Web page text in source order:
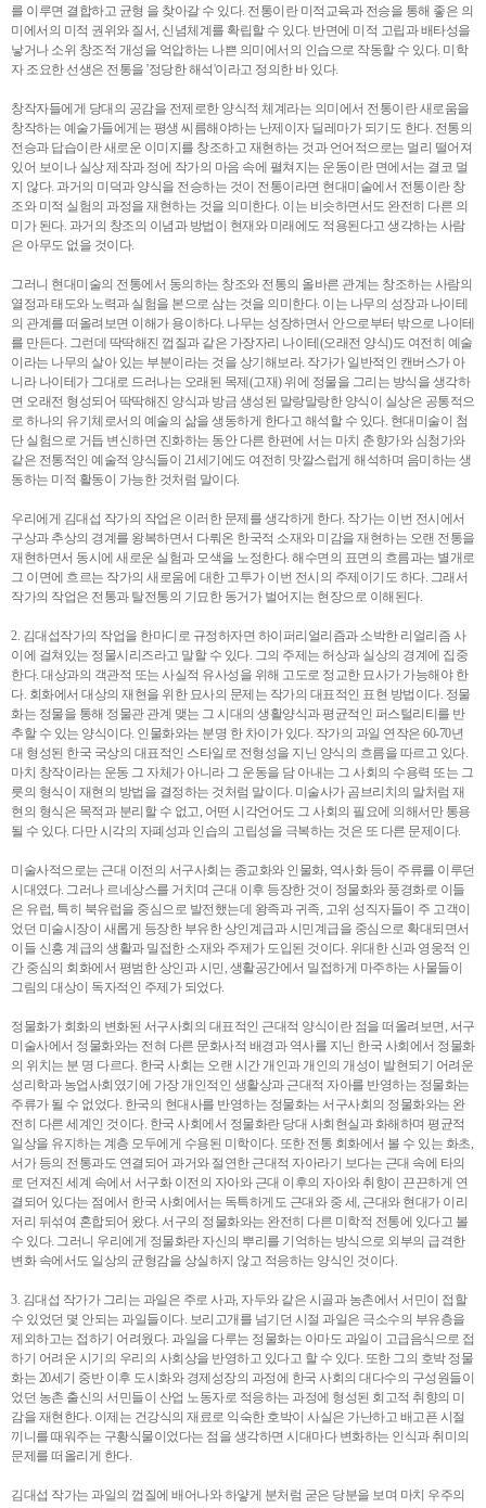
를 이루면 결합하고 균형 을 찾아갈 수 있다. 전통이란 미적교육과 전승을 통해 좋은 의
미에서의 미적 권위와 질서, 신념체계를 확립할 수 있다. 반면에 미적 고립과 배타성을
낳거나 소위 창조적 개성을 억압하는 나쁜 의미에서의 인습으로 작동할 수 있다. 미학
자 조요한 선생은 전통을 '정당한 해석'이라고 정의한 바 있다.
창작자들에게 당대의 공감을 전제로한 양식적 체계라는 의미에서 전통이란 새로움을
창작하는 예술가들에게는 평생 씨름해야하는 난제이자 딜레마가 되기도 한다. 전통의
전승과 답습이란 새로운 이미지를 창조하고 재현하는 것과 언어적으로는 멀리 떨어져
있어 보이나 실상 제작과 정에 작가의 마음 속에 펼쳐지는 운동이란 면에서는 결코 멀
지 않다. 과거의 미덕과 양식을 전승하는 것이 전통이라면 현대미술에서 전통이란 창
조와 미적 실험의 과정을 재현하는 것을 의미한다. 이는 비슷하면서도 완전히 다른 의
미가 된다. 과거의 창조의 이념과 방법이 현재와 미래에도 적용된다고 생각하는 사람
은 아무도 없을 것이다.
그러니 현대미술의 전통에서 동의하는 창조와 전통의 올바른 관계는 창조하는 사람의
열정과 태도와 노력과 실험을 본으로 삼는 것을 의미한다. 이는 나무의 성장과 나이테
의 관계를 떠올려보면 이해가 용이하다. 나무는 성장하면서 안으로부터 밖으로 나이테
를 만든다. 그런데 딱딱해진 껍질과 같은 가장자리 나이테(오래전 양식)도 여전히 예술
이라는 나무의 살아 있는 부분이라는 것을 상기해보라. 작가가 일반적인 캔버스가 아
니라 나이테가 그대로 드러나는 오래된 목제(고재) 위에 정물을 그리는 방식을 생각하
면 오래전 형성되어 딱딱해진 양식과 방금 생성된 말랑말랑한 양식이 실상은 공통적으
로 하나의 유기체로서의 예술의 삶을 생동하게 한다고 해석할 수 있다. 현대미술이 첨
단 실험으로 거듭 변신하면 진화하는 동안 다른 한편에 서는 마치 춘향가와 심청가와
같은 전통적인 예술적 양식들이 21세기에도 여전히 맛깔스럽게 해석하며 음미하는 생
동하는 미적 활동이 가능한 것처럼 말이다.
우리에게 김대섭 작가의 작업은 이러한 문제를 생각하게 한다. 작가는 이번 전시에서
구상과 추상의 경계를 왕복하면서 다뤄온 한국적 소재와 미감을 재현하는 오랜 전통을
재현하면서 동시에 새로운 실험과 모색을 노정한다. 해수면의 표면의 흐름과는 별개로
그 이면에 흐르는 작가의 새로움에 대한 고투가 이번 전시의 주제이기도 하다. 그래서
작가의 작업은 전통과 탈전통의 기묘한 동거가 벌어지는 현장으로 이해된다.
2. 김대섭작가의 작업을 한마디로 규정하자면 하이퍼리얼리즘과 소박한 리얼리즘 사
이에 걸쳐있는 정물시리즈라고 말할 수 있다. 그의 주제는 허상과 실상의 경계에 집중
한다. 대상과의 객관적 또는 사실적 유사성을 위해 고도로 정교한 묘사가 가능해야 한
다. 회화에서 대상의 재현을 위한 묘사의 문제는 작가의 대표적인 표현 방법이다. 정물
화는 정물을 통해 정물관 관계 맺는 그 시대의 생활양식과 평균적인 퍼스털리티를 반
추할 수 있는 양식이다. 인물화와는 분명 한 차이가 있다. 작가의 과일 연작은 60-70년
대 형성된 한국 국상의 대표적인 스타일로 전형성을 지닌 양식의 흐름을 따르고 있다.
마치 창작이라는 운동 그 자체가 아니라 그 운동을 담 아내는 그 사회의 수용력 또는 그
릇의 형식이 재현의 방법을 결정하는 것처럼 말이다. 미술사가 곰브리치의 말처럼 재
현의 형식은 목적과 분리할 수 없고, 어떤 시각언어도 그 사회의 필요에 의해서만 통용
될 수 있다. 다만 시각의 자폐성과 인습의 고립성을 극복하는 것은 또 다른 문제이다.
미술사적으로는 근대 이전의 서구사회는 종교화와 인물화, 역사화 등이 주류를 이루던
시대였다. 그러나 르네상스를 거치며 근대 이후 등장한 것이 정물화와 풍경화로 이들
은 유럽, 특히 북유럽을 중심으로 발전했는데 왕족과 귀족, 고위 성직자들이 주 고객이
었던 미술시장이 새롭게 등장한 부유한 상인계급과 시민계급을 중심으로 확대되면서
이들 신흥 계급의 생활과 밀접한 소재와 주제가 도입된 것이다. 위대한 신과 영웅적 인
간 중심의 회화에서 평범한 상인과 시민, 생활공간에서 밀접하게 마주하는 사물들이
그림의 대상이 독자적인 주제가 되었다.
정물화가 회화의 변화된 서구사회의 대표적인 근대적 양식이란 점을 떠올려보면, 서구
미술사에서 정물화와는 전혀 다른 문화사적 배경과 역사를 지닌 한국 사회에서 정물화
의 위치는 분 명 다르다. 한국 사회는 오랜 시간 개인과 개인의 개성이 발현되기 어려운
성리학과 농업사회였기에 가장 개인적인 생활상과 근대적 자아를 반영하는 정물화는
주류가 될 수 없었다. 한국의 현대사를 반영하는 정물화는 서구사회의 정물화와는 완
전히 다른 세계인 것이다. 한국 사회에서 정물화란 당대 사회현실과 화해하며 평균적
일상을 유지하는 계층 모두에게 수용된 미학이다. 또한 전통 회화에서 볼 수 있는 화초,
서가 등의 전통과도 연결되어 과거와 절연한 근대적 자아라기 보다는 근대 속에 타의
로 던져진 세계 속에서 서구화 이전의 자아와 근대 이후의 자아와 취향이 끈끈하게 연
결되어 있다는 점에서 한국 사회에서는 독특하게도 근대와 중 세, 근대와 현대가 이리
저리 뒤섞여 혼합되어 왔다. 서구의 정물화와는 완전히 다른 미학적 전통에 있다고 볼
수 있다. 그러니 우리에게 정물화란 자신의 뿌리를 기억하는 방식으로 외부의 급격한
변화 속에서도 일상의 균형감을 상실하지 않고 적응하는 양식인 것이다.
3. 김대섭 작가가 그리는 과일은 주로 사과, 자두와 같은 시골과 농촌에서 서민이 접할
수 있었던 몇 안되는 과일들이다. 보리고개를 넘기던 시절 과일은 극소수의 부유층을
제외하고는 접하기 어려웠다. 과일을 다루는 정물화는 아마도 과일이 고급음식으로 접
하기 어려운 시기의 우리의 사회상을 반영하고 있다고 할 수 있다. 또한 그의 호박 정물
화는 20세기 중반 이후 도시화와 경제성장의 과정에 한국 사회의 대다수의 구성원들이
었던 농촌 출신의 서민들이 산업 노동자로 적응하는 과정에 형성된 회고적 취향의 미
감을 재현한다. 이제는 건강식의 재료로 익숙한 호박이 사실은 가난하고 배고픈 시절
끼니를 때워주는 구황식물이었다는 점을 생각하면 시대마다 변화하는 인식과 취미의
문제를 떠올리게 한다.
김대섭 작가는 과일의 껍질에 배어나와 하얗게 분처럼 굳은 당분을 보며 마치 우주의